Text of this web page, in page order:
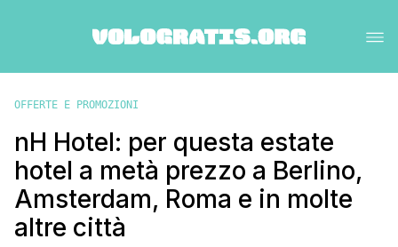
OFFERTE E PROMOZIONI
nH Hotel: per questa estate
hotel a metà prezzo a Berlino,
Amsterdam, Roma e in molte
altre città